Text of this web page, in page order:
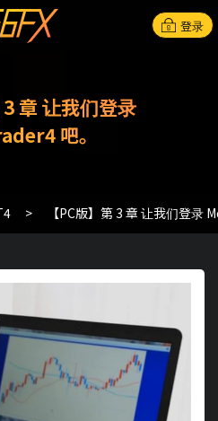
登录
3 章 让我们登录
吧。
【PC版】第 3 章 让我们登录